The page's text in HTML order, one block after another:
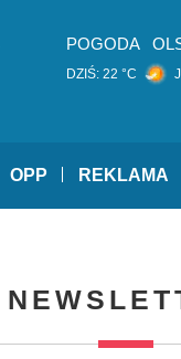
POGODA
DZIŚ: 22 °C
OPP REKLAMA